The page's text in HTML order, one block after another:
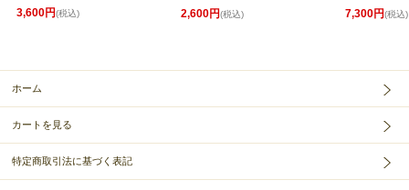
3,600円(税込)
2,600円(税込)
7,300円(税込)
ホーム
カートを見る
特定商取引法に基づく表記